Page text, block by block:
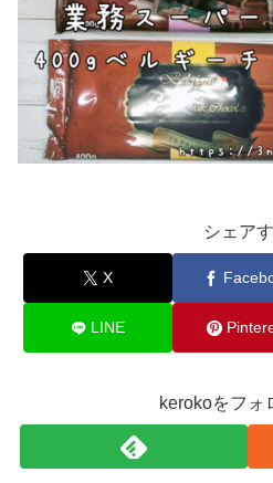
シェア
X
LINE
kerokoをフォ